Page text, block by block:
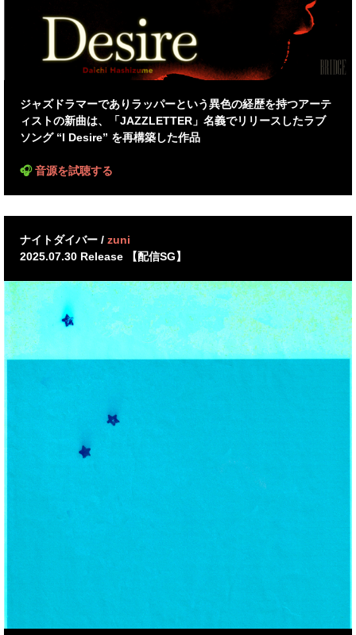
ジャズドラマーでありラッパーという異色の経歴を持つアーテ
ィストの新曲は、「JAZZLETTER」名義でリリースしたラブ
ソング “I Desire” を再構築した作品
🎧音源を試聴する
ナイトダイバー / zuni
2025.07.30 Release 【配信SG】